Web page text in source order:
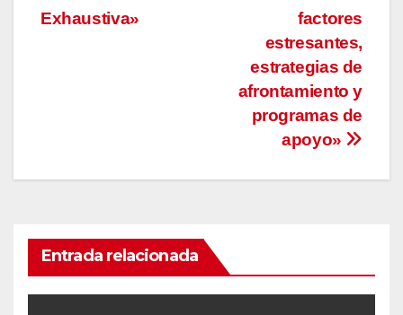
factores
estresantes,
estrategias de
afrontamiento y
programas de
apoyo»
Exhaustiva»
Entrada relacionada